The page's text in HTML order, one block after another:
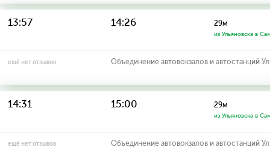
13:57 14:26 29м
из Ульяновска в
ещё нет отзывов Объединение автовокзалов и автостанций
14:31 15:00 29м
из Ульяновска в
ещё нет отзывов Объединение автовокзалов и автостанций